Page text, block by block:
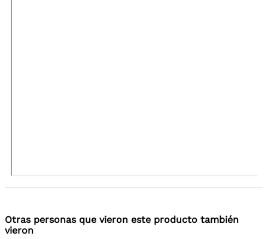
Otras personas que vieron este producto también
vieron